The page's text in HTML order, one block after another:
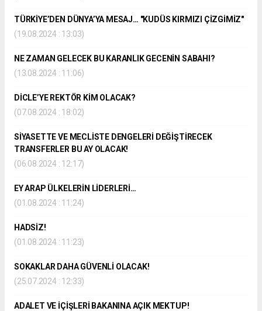
TÜRKİYE’DEN DÜNYA’YA MESAJ… "KUDÜS KIRMIZI ÇİZGİMİZ"
(19.08.2024 : 13:03)
NE ZAMAN GELECEK BU KARANLIK GECENİN SABAHI?
(13.08.2024 : 11:06)
DİCLE’YE REKTÖR KİM OLACAK?
(07.08.2024 : 18:02)
SİYASETTE VE MECLİSTE DENGELERİ DEĞİŞTİRECEK
TRANSFERLER BU AY OLACAK!
(06.08.2024 : 12:17)
EY ARAP ÜLKELERİN LİDERLERİ…
(01.08.2024 : 11:24)
HADSİZ!
(01.08.2024 : 11:23)
SOKAKLAR DAHA GÜVENLİ OLACAK!
(25.07.2024 : 12:33)
ADALET VE İÇİŞLERİ BAKANINA AÇIK MEKTUP!